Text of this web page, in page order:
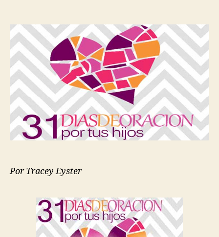
DISCIPLINA
|
Días
de
Oración
por
tus
Hijos
Por Tracey Eyster